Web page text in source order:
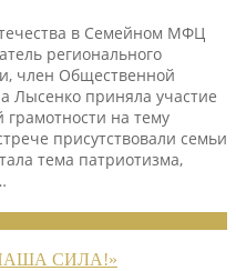
в Семейном МФЦ
регионального
член Общественной
Лысенко приняла участие
на тему
присутствовали семьи
тема патриотизма,
СИЛА!»